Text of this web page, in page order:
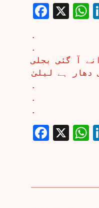
X
.
.
آ گئی بجلی
دھار ہے لیلیٰ
.
.
.
X